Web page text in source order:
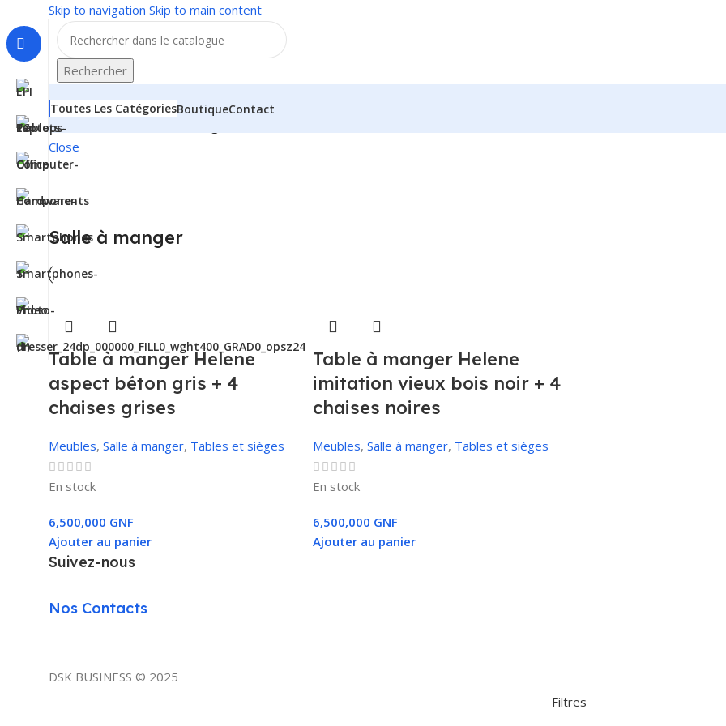
Skip to navigation Skip to main content
Rechercher
Toutes Les CatégoriesBoutiqueContact
Accueil
Close
Salle à manger
Table à manger Helene
aspect béton gris + 4
chaises grises
Meubles, Salle à manger, Tables et sièges
En stock
6,500,000 GNF
Ajouter au panier
Table à manger Helene
imitation vieux bois noir + 4
chaises noires
Meubles, Salle à manger, Tables et sièges
En stock
6,500,000 GNF
Ajouter au panier
Suivez-nous
Nos Contacts
DSK BUSINESS © 2025
Filtres